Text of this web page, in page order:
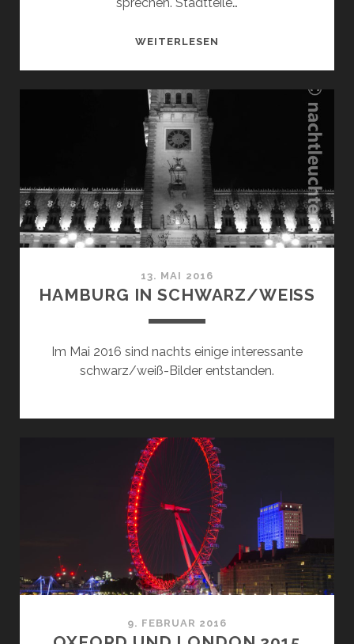
sprechen. Stadtteile…
WEITERLESEN
13. MAI 2016
HAMBURG IN SCHWARZ/WEISS
Im Mai 2016 sind nachts einige interessante
schwarz/weiß-Bilder entstanden.
9. FEBRUAR 2016